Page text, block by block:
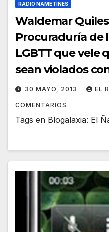
RADIO ÑAMETINES
Waldemar
Procuraduría de
LGBTT que vele
sean violados
30 MAYO, 2013 EL
COMENTARIOS
Tags en Blogalaxia: El